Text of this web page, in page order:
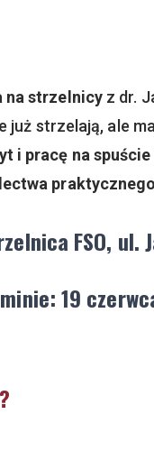
na strzelnicyz dr.
już strzelają, ale
i pracę na
praktycznego
FSO, ul.
19